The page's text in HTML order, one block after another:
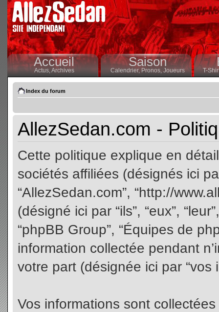
Accueil
Actus,Archives
Saison
Calendrier,Pronos, Joueurs T-
Index du forum
AllezSedan.com -
Cette politique explique en
sociétés affiliées (désignés ici
“AllezSedan.com”, “http://
(désigné ici par “ils”, “eux”,
“phpBB Group”, “Équipes de
information collectée pendant
votre part (désignée ici par “vos
Vos informations sont